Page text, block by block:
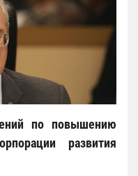
по повышению
развития